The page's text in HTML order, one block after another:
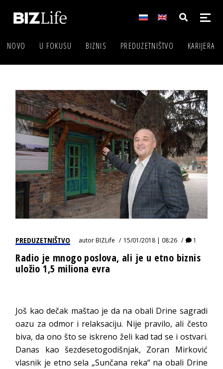
NOVO U FOKUSU BIZNIS PREDUZETNIŠTVO KARIJERA
PREDUZETNIŠTVO autorBIZLife 15/01/2018 | 08:26 1
Radio je mnogo poslova, ali je u etno biznis
uložio 1,5 miliona evra
Još kao dečak maštao je da na obali Drine sagradi
oazu za odmor i relaksaciju. Nije pravilo, ali često
biva, da ono što se iskreno želi kad tad se i ostvari.
Danas kao šezdesetogodišnjak, Zoran Mirković
vlasnik je etno sela „Sunčana reka“ na obali Drine